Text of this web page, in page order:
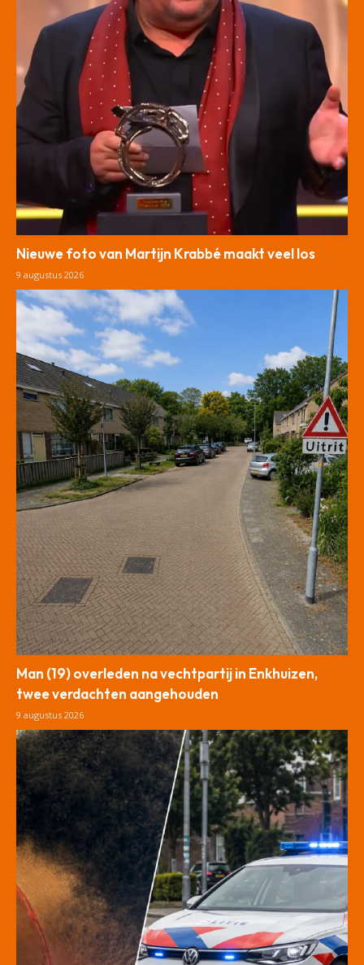
Nieuwe foto van Martijn Krabbé maakt veel los
9 augustus 2026
Man (19) overleden na vechtpartij in Enkhuizen,
twee verdachten aangehouden
9 augustus 2026